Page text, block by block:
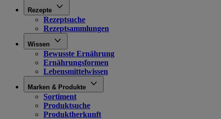
Rezepte
Rezeptsuche
Rezeptsammlungen
Wissen
Bewusste Ernährung
Ernährungsformen
Lebensmittelwissen
Marken & Produkte
Sortiment
Produktsuche
Produktherkunft